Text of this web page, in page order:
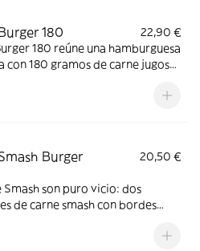
180
22,90 €
180 reúne una hamburguesa
con 180 gramos de carne jugosa,
Burger
20,50 €
Smash son puro vicio: dos
de carne smash con bordes
a la perfección. Jugosas,